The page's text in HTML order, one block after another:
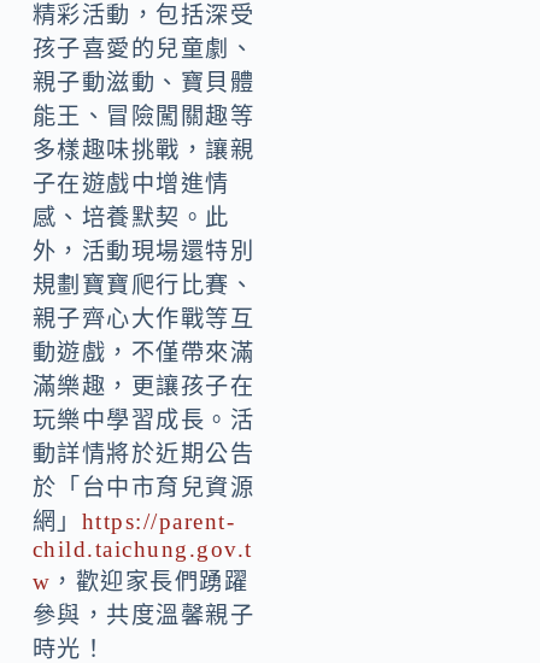
精彩活動，包括深受
孩子喜愛的兒童劇、
親子動滋動、寶貝體
能王、冒險闖關趣等
多樣趣味挑戰，讓親
子在遊戲中增進情
感、培養默契。此
外，活動現場還特別
規劃寶寶爬行比賽、
親子齊心大作戰等互
動遊戲，不僅帶來滿
滿樂趣，更讓孩子在
玩樂中學習成長。活
動詳情將於近期公告
於「台中市育兒資源
網」 https://parent-
child.taichung.gov.t
w ，歡迎家長們踴躍
參與，共度溫馨親子
時光！